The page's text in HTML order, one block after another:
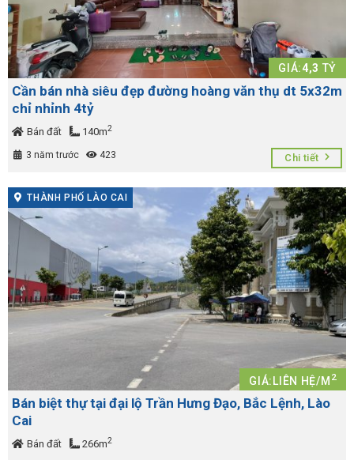
GIÁ:4,3 TỶ
Cần bán nhà siêu đẹp đường hoàng văn thụ dt 5x32m
chỉ nhỉnh 4tỷ
Bán đất 140m2
3 năm trước 423 Chi tiết
THÀNH PHỐ LÀO CAI
GIÁ:LIÊN HỆ/M 2
Bán biệt thự tại đại lộ Trần Hưng Đạo, Bắc Lệnh, Lào
Cai
Bán đất 266m2